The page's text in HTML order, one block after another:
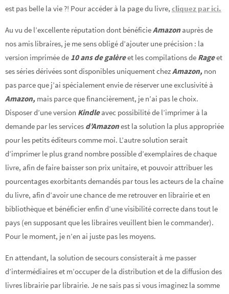
est pas belle la vie ?! Pour accéder à la page du livre, cliquez par ici.
Au vu de l’excellente réputation dont bénéficieAmazon auprès de
nos amis libraires, je me sens obligé d’ajouter une précision : la
version imprimée de 10 ans de galèreet les compilations de Rageet
ses séries dérivées sont disponibles uniquement chezAmazon, non
pas parce que j’ai spécialement envie de réserver une exclusivité à
Amazon, mais parce que financièrement, je n’ai pas le choix.
Disposer d’une version Kindleavec possibilité de l’imprimer à la
demande par les services d’Amazonest la solution la plus appropriée
pour les petits éditeurs comme moi. L’autre solution serait
d’imprimer le plus grand nombre possible d’exemplaires de chaque
livre, afin de faire baisser son prix unitaire, et pouvoir attribuer les
pourcentages exorbitants demandés par tous les acteurs de la chaîne
du livre, afin d’avoir une chance de me retrouver en librairie et en
bibliothèque et bénéficier enfin d’une visibilité correcte dans tout le
pays (en supposant que les libraires veuillent bien le commander).
Pour le moment, je n’en ai juste pas les moyens.
En attendant, la solution de secours consisterait à me passer
d’intermédiaires et m’occuper de la distribution et de la diffusion des
livres librairie par librairie. Je ne sais pas si vous imaginez la somme